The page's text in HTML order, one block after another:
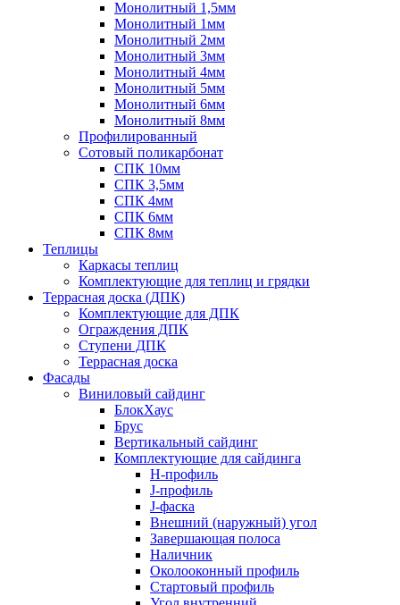
Монолитный 1,5мм
Монолитный 1мм
Монолитный 2мм
Монолитный 3мм
Монолитный 4мм
Монолитный 5мм
Монолитный 6мм
Монолитный 8мм
Профилированный
Сотовый поликарбонат
СПК 10мм
СПК 3,5мм
СПК 4мм
СПК 6мм
СПК 8мм
Теплицы
Каркасы теплиц
Комплектующие для теплиц и грядки
Террасная доска (ДПК)
Комплектующие для ДПК
Ограждения ДПК
Ступени ДПК
Террасная доска
Фасады
Виниловый сайдинг
БлокХаус
Брус
Вертикальный сайдинг
Комплектующие для сайдинга
H-профиль
J-профиль
J-фаска
Внешний (наружный) угол
Завершающая полоса
Наличник
Околооконный профиль
Стартовый профиль